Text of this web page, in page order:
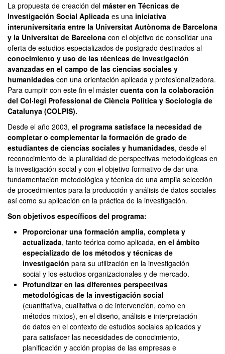
of
0
seconds
La propuesta de creación del máster en Técnicas de
Investigación Social Aplicada es una iniciativa
interuniversitaria entre la Universitat Autònoma de Barcelona
y la Universitat de Barcelona con el objetivo de consolidar una
oferta de estudios especializados de postgrado destinados al
conocimiento y uso de las técnicas de investigación
avanzadas en el campo de las ciencias sociales y
humanidades con una orientación aplicada y profesionalizadora.
Para cumplir con este fin el máster cuenta con la colaboración
del Col·legi Professional de Ciència Política y Sociologia de
Catalunya (COLPIS).
Desde el año 2003, el programa satisface la necesidad de
completar o complementar la formación de grado de
estudiantes de ciencias sociales y humanidades, desde el
reconocimiento de la pluralidad de perspectivas metodológicas en
la investigación social y con el objetivo formativo de dar una
fundamentación metodológica y técnica de una amplia selección
de procedimientos para la producción y análisis de datos sociales
así como su aplicación en la práctica de la investigación.
Son objetivos específicos del programa:
Proporcionar una formación amplia, completa y
actualizada, tanto teórica como aplicada, en el ámbito
especializado de los métodos y técnicas de
investigación para su utilización en la investigación
social y los estudios organizacionales y de mercado.
Profundizar en las diferentes perspectivas
metodológicas de la investigación social
(cuantitativa, cualitativa o de intervención, como en
métodos mixtos), en el diseño, análisis e interpretación
de datos en el contexto de estudios sociales aplicados y
para satisfacer las necesidades de conocimiento,
planificación y acción propias de las empresas e